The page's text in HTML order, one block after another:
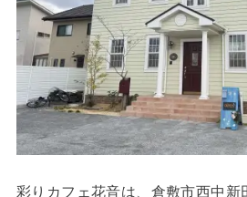
彩りカフェ花音は、倉敷市西中新